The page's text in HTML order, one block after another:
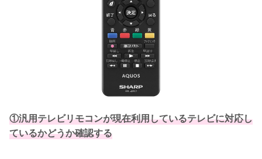
①汎用テレビリモコンが現在利用しているテレビに対応し
ているかどうか確認する